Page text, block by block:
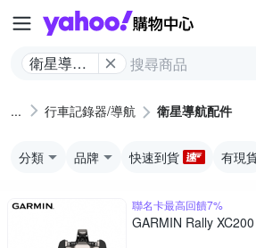
Yahoo
衛星導航
行車記錄器/導航 衛星導航配件
分類 品牌 快速到貨 有現
聯名卡最高回饋7%
GARMIN Rally